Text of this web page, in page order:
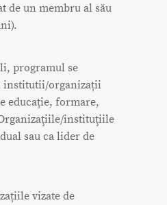
de un membru al său
programul se
institutii/organizații
educație, formare,
instituţiile
sau ca lider de
vizate de